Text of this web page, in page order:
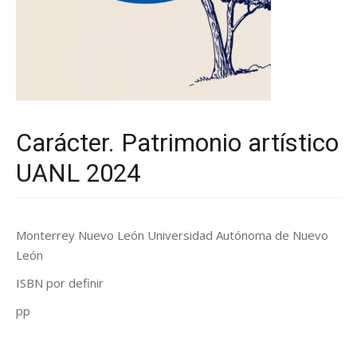
Carácter. Patrimonio artístico
UANL 2024
Monterrey Nuevo León Universidad Autónoma de Nuevo
León
ISBN por definir
pp